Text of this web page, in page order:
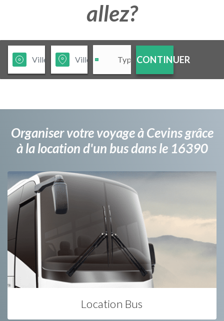
allez?
CONTINUER
Organiser votre voyage à Cevins grâce
à la location d'un bus dans le 16390
Location Bus